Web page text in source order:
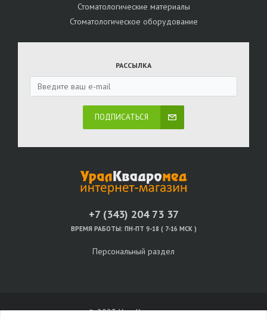
Стоматологические материалы
Стоматологическое оборудование
РАССЫЛКА
ПОДПИСАТЬСЯ
+7 (343) 204 73 37
ВРЕМЯ РАБОТЫ: ПН-ПТ 9-18 ( 7-16 МСК )
Персональный раздел
© 2023 УралКвадромед